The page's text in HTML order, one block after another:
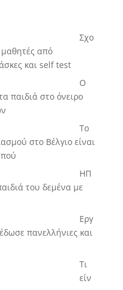
Σχο
από
και self test
Ο
παιδιά στο όνειρο
Το
στο Βέλγιο είναι
ΗΠ
του δεμένα με
Εργ
πανελλήνιες και
Τι
είν